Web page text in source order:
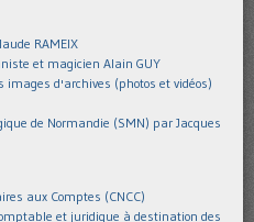
RAMEIX
et magicien Alain GUY
images d'archives (photos et vidéos)
de Normandie (SMN) par Jacques
aux Comptes (CNCC)
et juridique à destination des